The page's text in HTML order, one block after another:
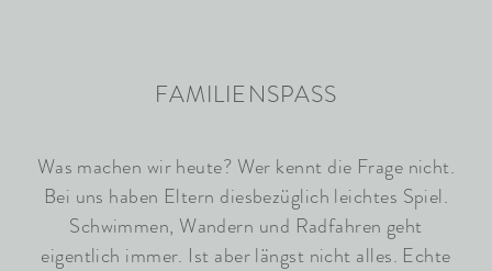
FAMILIENSPASS
Was machen wir heute? Wer kennt die Frage nicht.
Bei uns haben Eltern diesbezüglich leichtes Spiel.
Schwimmen, Wandern und Radfahren geht
eigentlich immer. Ist aber längst nicht alles. Echte